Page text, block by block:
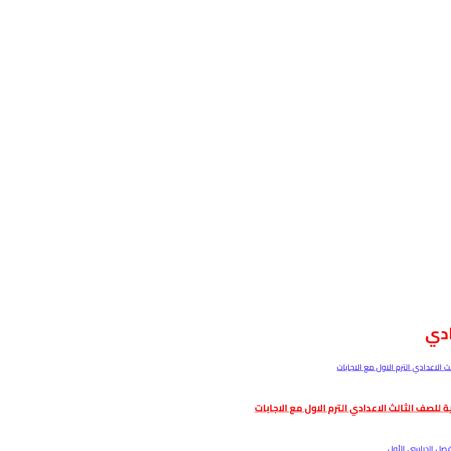
الثالث الاعدادي الترم الاول مع الاجابات